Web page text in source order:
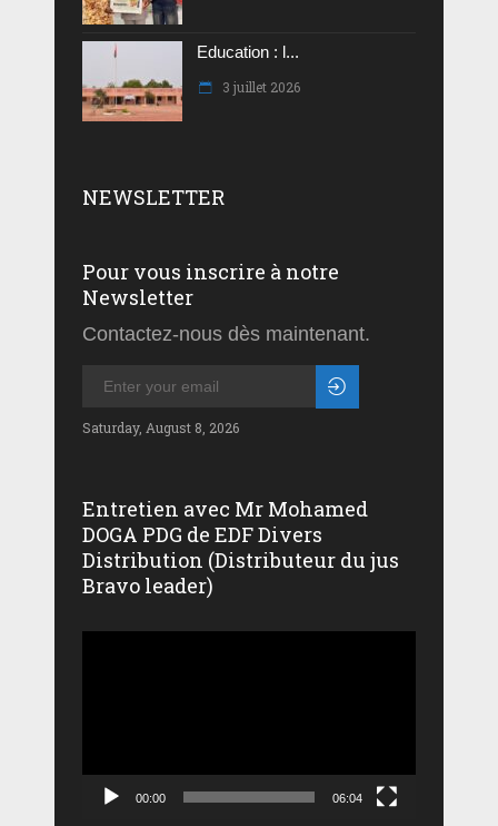
Education : l...
3 juillet 2026
NEWSLETTER
Pour vous inscrire à notre
Newsletter
Contactez-nous dès maintenant.
Saturday, August 8, 2026
Entretien avec Mr Mohamed
DOGA PDG de EDF Divers
Distribution (Distributeur du jus
Bravo leader)
00:00 06:04